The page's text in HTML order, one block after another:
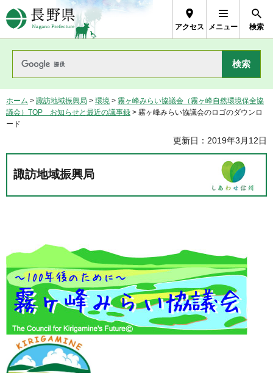
長野県Nagano Prefecture
アクセス メニュー 検索
ホーム > 諏訪地域振興局 > 環境 > 霧ヶ峰みらい協議会（霧ヶ峰自然環境保全協
議会）TOP お知らせと最近の議事録 > 霧ヶ峰みらい協議会のロゴのダウンロ
ード
更新日：2019年3月12日
諏訪地域振興局